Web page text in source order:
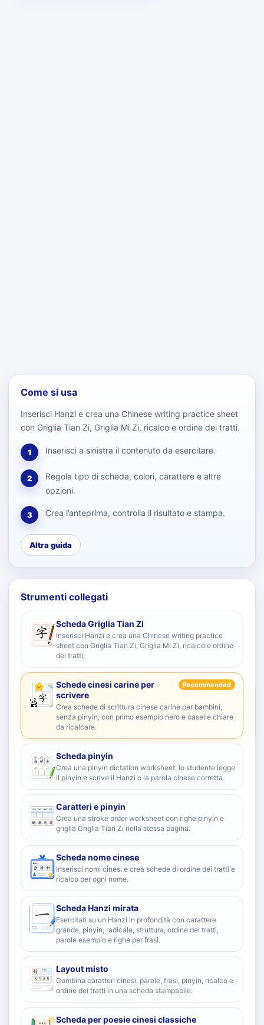
Come si usa
Inserisci Hanzi e crea una Chinese writing practice sheet
con Griglia Tian Zi, Griglia Mi Zi, ricalco e ordine dei tratti.
1 Inserisci a sinistra il contenuto da esercitare.
2
Regola tipo di scheda, colori, carattere e altre
opzioni.
3 Crea l’anteprima, controlla il risultato e stampa.
Altra guida
Strumenti collegati
Scheda Griglia Tian Zi
Inserisci Hanzi e crea una Chinese writing practice
sheet con Griglia Tian Zi, Griglia Mi Zi, ricalco e ordine
dei tratti.
Schede cinesi carine per
scrivere
Recommended
Crea schede di scrittura cinese carine per bambini,
senza pinyin, con primo esempio nero e caselle chiare
da ricalcare.
Scheda pinyin
Crea una pinyin dictation worksheet: lo studente legge
il pinyin e scrive il Hanzi o la parola cinese corretta.
Caratteri e pinyin
Crea una stroke order worksheet con righe pinyin e
griglia Griglia Tian Zi nella stessa pagina.
Scheda nome cinese
Inserisci nomi cinesi e crea schede di ordine dei tratti e
ricalco per ogni nome.
Scheda Hanzi mirata
Esercitati su un Hanzi in profondità con carattere
grande, pinyin, radicale, struttura, ordine dei tratti,
parole esempio e righe per frasi.
Layout misto
Combina caratteri cinesi, parole, frasi, pinyin, ricalco e
ordine dei tratti in una scheda stampabile.
Scheda per poesie cinesi classiche